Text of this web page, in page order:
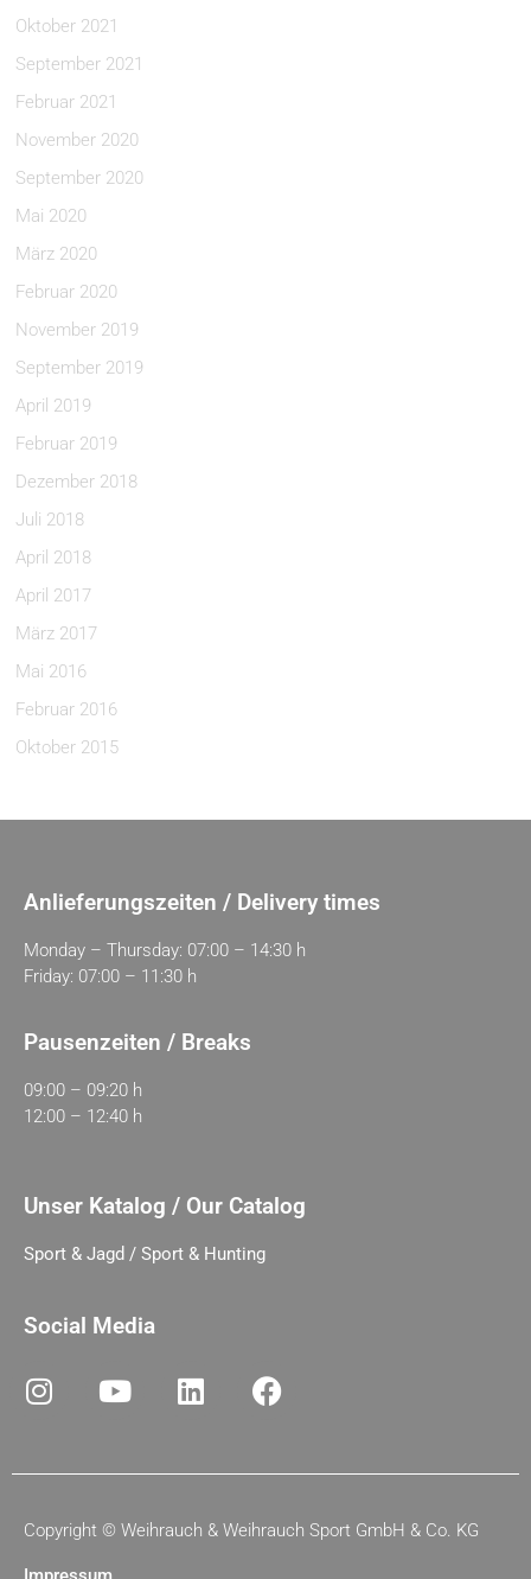
Oktober 2021
September 2021
Februar 2021
November 2020
September 2020
Mai 2020
März 2020
Februar 2020
November 2019
September 2019
April 2019
Februar 2019
Dezember 2018
Juli 2018
April 2018
April 2017
März 2017
Mai 2016
Februar 2016
Oktober 2015
Anlieferungszeiten / Delivery times
Monday – Thursday: 07:00 – 14:30 h
Friday: 07:00 – 11:30 h
Pausenzeiten / Breaks
09:00 – 09:20 h
12:00 – 12:40 h
Unser Katalog / Our Catalog
Sport & Jagd / Sport & Hunting
Social Media
Copyright © Weihrauch & Weihrauch Sport GmbH & Co. KG